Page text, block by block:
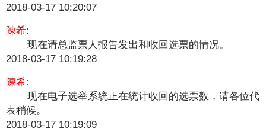
2018-03-17 10:20:07
陳希:
​现在请总监票人报告发出和收回选票的情况。
2018-03-17 10:19:28
陳希:
现在电子选举系统正在统计收回的选票数，请各位代
表稍候。
2018-03-17 10:19:09